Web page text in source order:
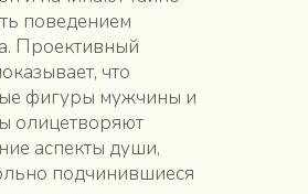
поведением
Проективный
что
фигуры мужчины и
олицетворяют
аспекты души,
подчинившиеся